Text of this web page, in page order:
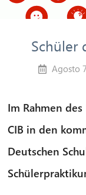
Schüler
Agosto
Im Rahmen
CIB in den
Deutschen